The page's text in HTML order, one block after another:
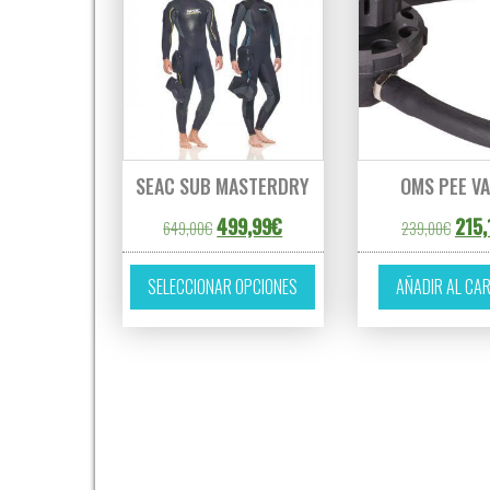
SEAC SUB MASTERDRY
649,00€El precio original era: 649,00€.
499,99€El precio actual es: 499,99€.
SELECCIONAR OPCIONES
Este producto tiene
OMS PEE
239,00€ El
AÑADIR AL